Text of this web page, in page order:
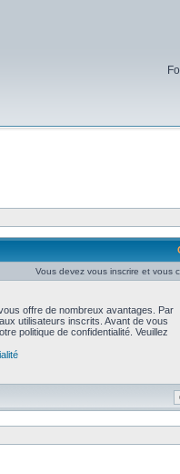
Vous devez vous inscrire et vous
offre de nombreux avantages. Par
utilisateurs inscrits. Avant de vous
politique de confidentialité. Veuillez